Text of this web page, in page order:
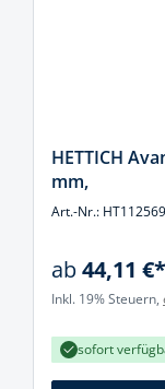
HETTICH
mm,
Art.-Nr.:
ab44,11 €*
Inkl. 19% Steuern,
sofort